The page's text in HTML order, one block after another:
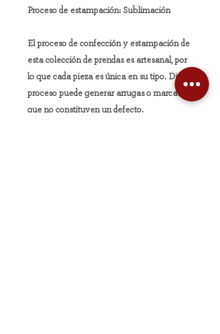
Proceso de estampación: Sublimación
El proceso de confección y estampación de
esta colección de prendas es artesanal, por
lo que cada pieza es única en su tipo. Dicho
proceso puede generar arrugas o marcas
que no constituyen un defecto.